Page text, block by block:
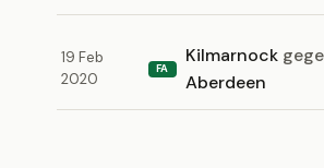
19 Feb
2020
FA
Kilmarnock
Aberdeen